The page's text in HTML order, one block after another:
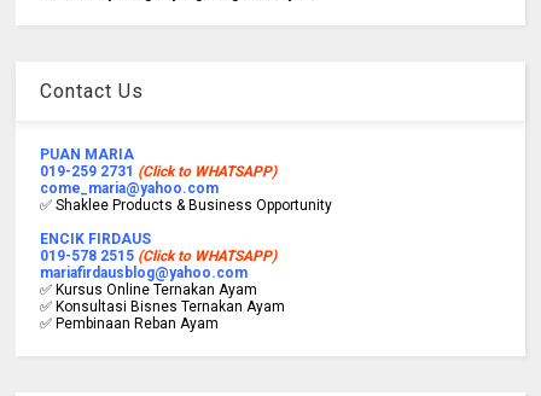
Contact Us
PUAN MARIA
019-259 2731 (Click to WHATSAPP)
come_maria@yahoo.com
✅ Shaklee Products & Business Opportunity
ENCIK FIRDAUS
019-578 2515 (Click to WHATSAPP)
mariafirdausblog@yahoo.com
✅ Kursus Online Ternakan Ayam
✅ Konsultasi Bisnes Ternakan Ayam
✅ Pembinaan Reban Ayam